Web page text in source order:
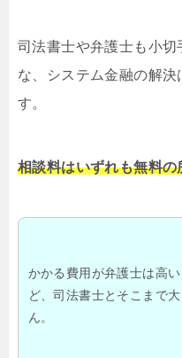
司法書士や弁護士も小切
な、システム金融の解決
す。
相談料はいずれも無料の
かかる費用が弁護士は高
ど、司法書士とそこまで
ん。